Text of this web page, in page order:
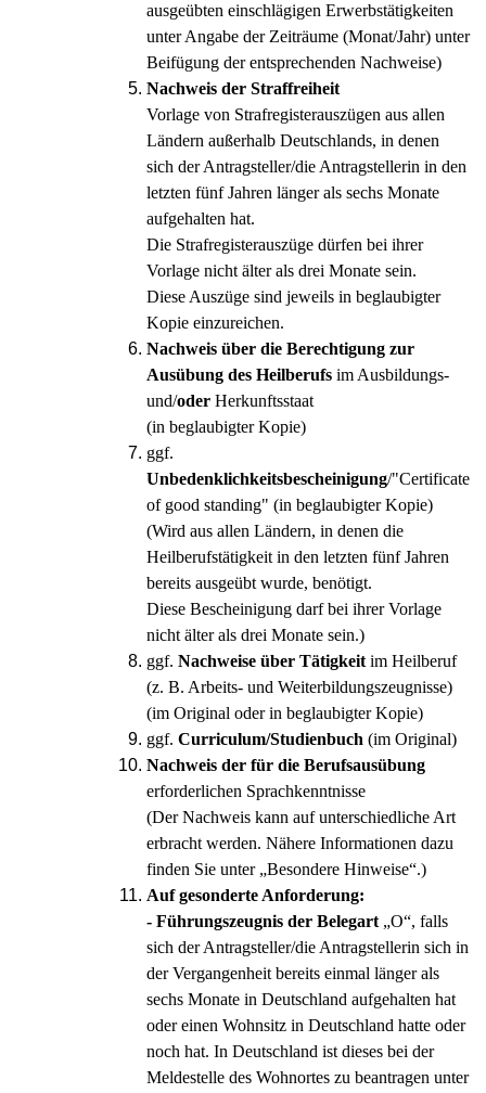
ausgeübten einschlägigen Erwerbstätigkeiten
unter Angabe der Zeiträume (Monat/Jahr) unter
Beifügung der entsprechenden Nachweise)
Nachweis der Straffreiheit
Vorlage von Strafregisterauszügen aus allen
Ländern außerhalb Deutschlands, in denen
sich der Antragsteller/die Antragstellerin in den
letzten fünf Jahren länger als sechs Monate
aufgehalten hat.
Die Strafregisterauszüge dürfen bei ihrer
Vorlage nicht älter als drei Monate sein.
Diese Auszüge sind jeweils in beglaubigter
Kopie einzureichen.
Nachweis über die Berechtigung zur
Ausübung des Heilberufs im Ausbildungs-
und/oder Herkunftsstaat
(in beglaubigter Kopie)
ggf.
Unbedenklichkeitsbescheinigung/"Certificate
of good standing" (in beglaubigter Kopie)
(Wird aus allen Ländern, in denen die
Heilberufstätigkeit in den letzten fünf Jahren
bereits ausgeübt wurde, benötigt.
Diese Bescheinigung darf bei ihrer Vorlage
nicht älter als drei Monate sein.)
ggf. Nachweise über Tätigkeit im Heilberuf
(z. B. Arbeits- und Weiterbildungszeugnisse)
(im Original oder in beglaubigter Kopie)
ggf. Curriculum/Studienbuch (im Original)
Nachweis der für die Berufsausübung
erforderlichen Sprachkenntnisse
(Der Nachweis kann auf unterschiedliche Art
erbracht werden. Nähere Informationen dazu
finden Sie unter „Besondere Hinweise“.)
Auf gesonderte Anforderung:
- Führungszeugnis der Belegart „O“, falls
sich der Antragsteller/die Antragstellerin sich in
der Vergangenheit bereits einmal länger als
sechs Monate in Deutschland aufgehalten hat
oder einen Wohnsitz in Deutschland hatte oder
noch hat. In Deutschland ist dieses bei der
Meldestelle des Wohnortes zu beantragen unter